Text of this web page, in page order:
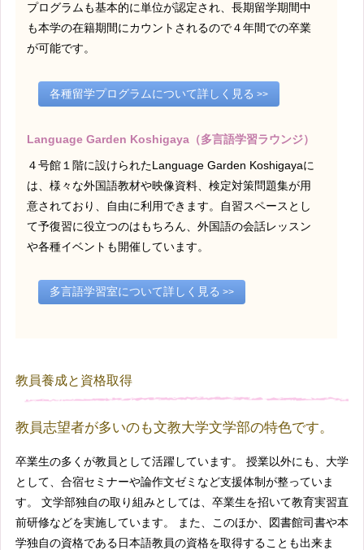
プログラムも基本的に単位が認定され、長期留学期間中
も本学の在籍期間にカウントされるので４年間での卒業
が可能です。
各種留学プログラムについて詳しく見る
Language Garden Koshigaya（多言語学習ラウンジ）
４号館１階に設けられたLanguage Garden Koshigayaに
は、様々な外国語教材や映像資料、検定対策問題集が用
意されており、自由に利用できます。自習スペースとし
て予復習に役立つのはもちろん、外国語の会話レッスン
や各種イベントも開催しています。
多言語学習室について詳しく見る
教員養成と資格取得
教員志望者が多いのも文教大学文学部の特色です。
卒業生の多くが教員として活躍しています。 授業以外にも、大学
として、合宿セミナーや論作文ゼミなど支援体制が整っていま
す。 文学部独自の取り組みとしては、卒業生を招いて教育実習直
前研修などを実施しています。 また、このほか、図書館司書や本
学独自の資格である日本語教員の資格を取得することも出来ま